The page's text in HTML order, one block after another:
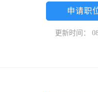
申请职
更新时间：